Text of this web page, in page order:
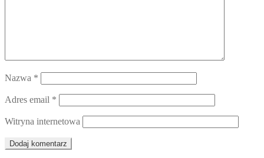
Nazwa *
Adres email *
Witryna internetowa